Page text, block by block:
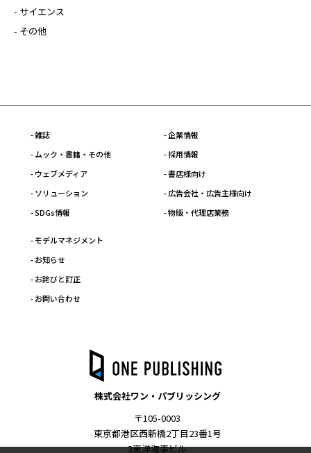
- サイエンス
- その他
- 雑誌
- ムック・書籍・その他
- ウェブメディア
- ソリューション
- SDGs情報
- 企業情報
- 採用情報
- 書店様向け
- 広告会社・広告主様向け
- 物販・代理店業務
- モデルマネジメント
- お知らせ
- お詫びと訂正
- お問い合わせ
株式会社ワン・パブリッシング
〒105-0003
東京都港区西新橋2丁目23番1号
3東洋海事ビル